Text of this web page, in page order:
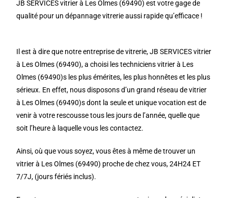
JB SERVICES vitrier à Les Olmes (69490) est votre gage de
qualité pour un dépannage vitrerie aussi rapide qu’efficace !
Il est à dire que notre entreprise de vitrerie, JB SERVICES vitrier
à Les Olmes (69490), a choisi les techniciens vitrier à Les
Olmes (69490)s les plus émérites, les plus honnêtes et les plus
sérieux. En effet, nous disposons d’un grand réseau de vitrier
à Les Olmes (69490)s dont la seule et unique vocation est de
venir à votre rescousse tous les jours de l’année, quelle que
soit l’heure à laquelle vous les contactez.
Ainsi, où que vous soyez, vous êtes à même de trouver un
vitrier à Les Olmes (69490) proche de chez vous, 24H24 ET
7/7J, (jours fériés inclus).